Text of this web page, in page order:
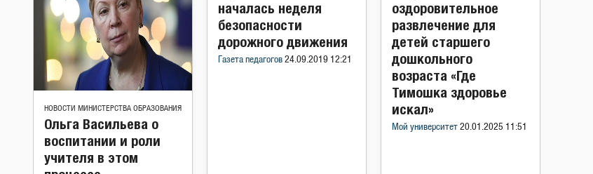
НОВОСТИ МИНИСТЕРСТВА ОБРАЗОВАНИЯ
Ольга Васильева о
воспитании и роли
учителя в этом
началась неделя
безопасности
дорожного движения
Газета педагогов 24.09.2019 12:21
оздоровительное
развлечение для
детей старшего
дошкольного
возраста «Где
Тимошка здоровье
искал»
Мой университет 20.01.2025 11:51